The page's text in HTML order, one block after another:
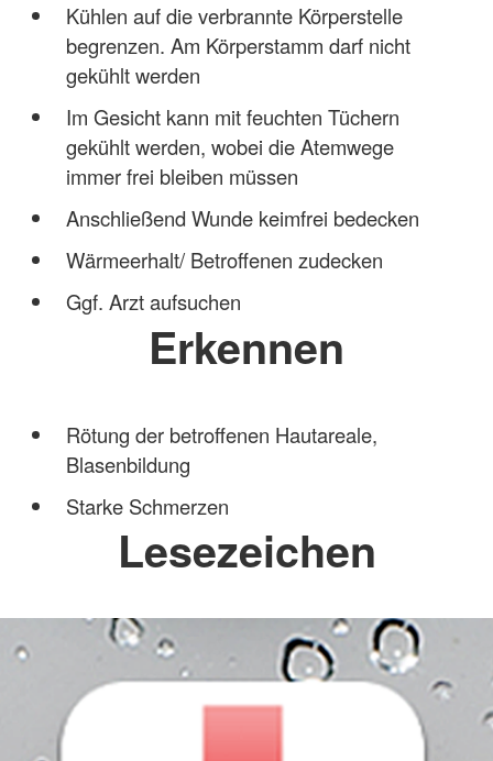
Kühlen auf die verbrannte Körperstelle
begrenzen. Am Körperstamm darf nicht
gekühlt werden
Im Gesicht kann mit feuchten Tüchern
gekühlt werden, wobei die Atemwege
immer frei bleiben müssen
Anschließend Wunde keimfrei bedecken
Wärmeerhalt/ Betroffenen zudecken
Ggf. Arzt aufsuchen
Erkennen
Rötung der betroffenen Hautareale,
Blasenbildung
Starke Schmerzen
Lesezeichen